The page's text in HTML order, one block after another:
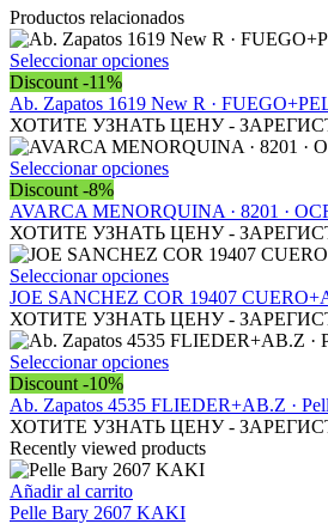
cantidad
Productos relacionados
Seleccionar opcionesEste
tiene
múltiples
variantes.
Las
se
pueden
elegir
en
la
página
de
producto
Discount -11%
Ab. Zapatos 1619 New R ·
ХОТИТЕ УЗНАТЬ ЦЕНУ -
Seleccionar opcionesEste
tiene
múltiples
variantes.
Las
opciones
se
pueden
elegir
la
página
de
producto
Discount -8%
AVARCA MENORQUINA · 8201 ·
ХОТИТЕ УЗНАТЬ ЦЕНУ -
Seleccionar opcionesEste
producto
tiene
múltiples
variantes.
opciones
se
pueden
elegir
la
JOE SANCHEZ COR 19407
ХОТИТЕ УЗНАТЬ ЦЕНУ -
Seleccionar opcionesEste
tiene
múltiples
variantes.
Las
se
Discount -10%
Ab. Zapatos 4535 FLIEDER+AB.Z ·
ХОТИТЕ УЗНАТЬ ЦЕНУ -
Recently viewed products
Añadir al carrito
Pelle Bary 2607 KAKI